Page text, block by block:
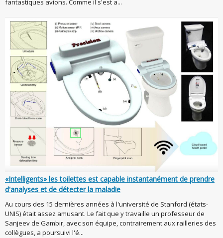
fantastiques avions. Comme il s'est a...
«Intelligents» les toilettes est capable instantanément de prendre
d'analyses et de détecter la maladie
Au cours des 15 dernières années à l'université de Stanford (états-
UNIS) était assez amusant. Le fait que y travaille un professeur de
Sanjeev de Gambir, avec son équipe, contrairement aux railleries des
collègues, a poursuivi l'é...